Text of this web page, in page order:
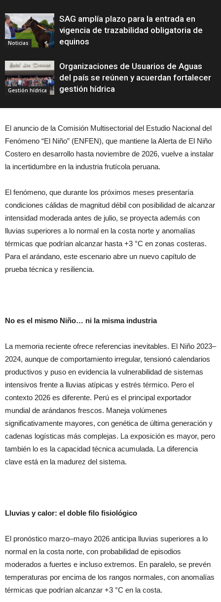
Noticias
SAG amplía plazo para la entrada en
vigencia de trazabilidad obligatoria de
equinos
Gestión hídrica
Organizaciones de Usuarios de Aguas
del país se reúnen y acuerdan fortalecer
gestión hídrica
El anuncio de la Comisión Multisectorial del Estudio Nacional del
Fenómeno “El Niño” (ENFEN), que mantiene la Alerta de El Niño
Costero en desarrollo hasta noviembre de 2026, vuelve a instalar
la incertidumbre en la industria frutícola peruana.
El fenómeno, que durante los próximos meses presentaría
condiciones cálidas de magnitud débil con posibilidad de alcanzar
intensidad moderada antes de julio, se proyecta además con
lluvias superiores a lo normal en la costa norte y anomalías
térmicas que podrían alcanzar hasta +3 °C en zonas costeras.
Para el arándano, este escenario abre un nuevo capítulo de
prueba técnica y resiliencia.
No es el mismo Niño… ni la misma industria
La memoria reciente ofrece referencias inevitables. El Niño 2023–
2024, aunque de comportamiento irregular, tensionó calendarios
productivos y puso en evidencia la vulnerabilidad de sistemas
intensivos frente a lluvias atípicas y estrés térmico. Pero el
contexto 2026 es diferente. Perú es el principal exportador
mundial de arándanos frescos. Maneja volúmenes
significativamente mayores, con genética de última generación y
cadenas logísticas más complejas. La exposición es mayor, pero
también lo es la capacidad técnica acumulada. La diferencia
clave está en la madurez del sistema.
Lluvias y calor: el doble filo fisiológico
El pronóstico marzo–mayo 2026 anticipa lluvias superiores a lo
normal en la costa norte, con probabilidad de episodios
moderados a fuertes e incluso extremos. En paralelo, se prevén
temperaturas por encima de los rangos normales, con anomalías
térmicas que podrían alcanzar +3 °C en la costa.